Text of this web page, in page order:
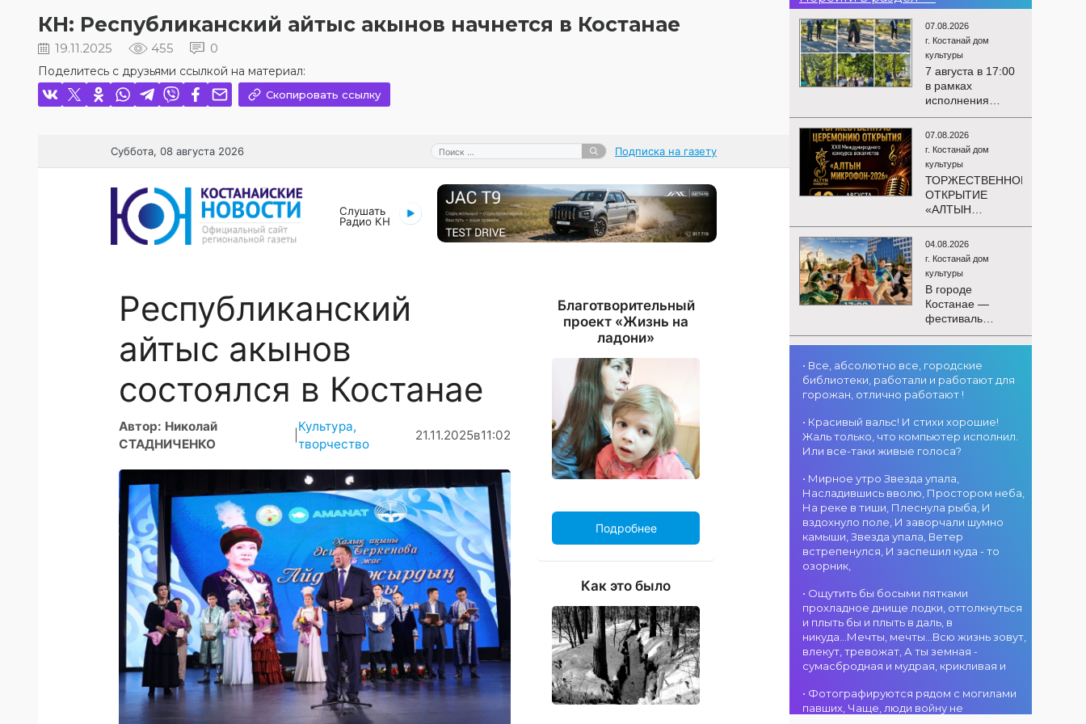
КН: Республиканский айтыс акынов начнется в Костанае
19.11.2025 455 0
Поделитесь с друзьями ссылкой на материал:
Скопировать ссылку
07.08.2026
г. Костанай дом
культуры
7 августа в 17:00
в рамках
исполнения
показателей КРІ в
соответствии с
утверждённым
состоялся
выездной концерт
посвященной
экологической
акции «Таза
Казахстан». в
Мендыкаринский
район (п. Красная
Пресня)
07.08.2026
г. Костанай дом
культуры
ТОРЖЕСТВЕННОЕ
ОТКРЫТИЕ
«АЛТЫН
МИКРОФОН –
2026»
Приглашаем вас
торжественную
церемонию
открытия XXII
Международного
конкурса
«Алтын
микрофон –
2026»! В этот
исполнители из
разных стран
встретятся на
чтобы открыть
яркий праздник
музыки и
творчества.
Станьте
свидетелями
Приходите
поддержать
04.08.2026
г. Костанай дом
культуры
В городе
Костанае —
фестиваль
детского
творчества
«Алтын дән»! 15
августа на
площади
акимата
состоится
фестиваль
участием детских
творческих
коллективов
проекта «Даму
бала»! Вас ждут
яркие
прекрасные
песни,
зажигательные
танцы и
праздничное
настроение!
г. Костанай дом
культуры
В День города —
«Карнавал»! 15
августа на
площади
акимата
состоится
концертная
программа
ансамбля танца
«Карнавал»!
Фахрутдинов. Вас
ждут зрелищные
хореографические
образы,
зажигательные
ритмы и
праздничное
г. Костанай дом
культуры
В День города —
DJ-программа
«MOVE &
DANCE»! 14
областного
акимата
состоится
праздничная DJ-
программа! Вас
ждут
музыкальные
хиты,
культуры
Костанай
завоевал Гран-
г. Костанай дом
культуры
• Все, абсолютно все, городские
библиотеки, работали и работают для
горожан, отлично работают !
• Красивый вальс! И стихи хорошие!
Жаль только, что компьютер исполнил.
Или все-таки живые голоса?
• Мирное утро Звезда упала,
Насладившись вволю, Простором неба,
На реке в тиши, Плеснула рыба, И
вздохнуло поле, И заворчали шумно
камыши, Звезда упала, Ветер
встрепенулся, И заспешил куда - то
озорник,
• Ощутить бы босыми пятками
прохладное днище лодки, оттолкнуться
и плыть бы и плыть в даль, в
никуда...Мечты, мечты...Всю жизнь зовут,
влекут, тревожат, А ты земная -
сумасбродная и мудрая, крикливая и
• Фотографируются рядом с могилами
павших, Чаще, люди войну не